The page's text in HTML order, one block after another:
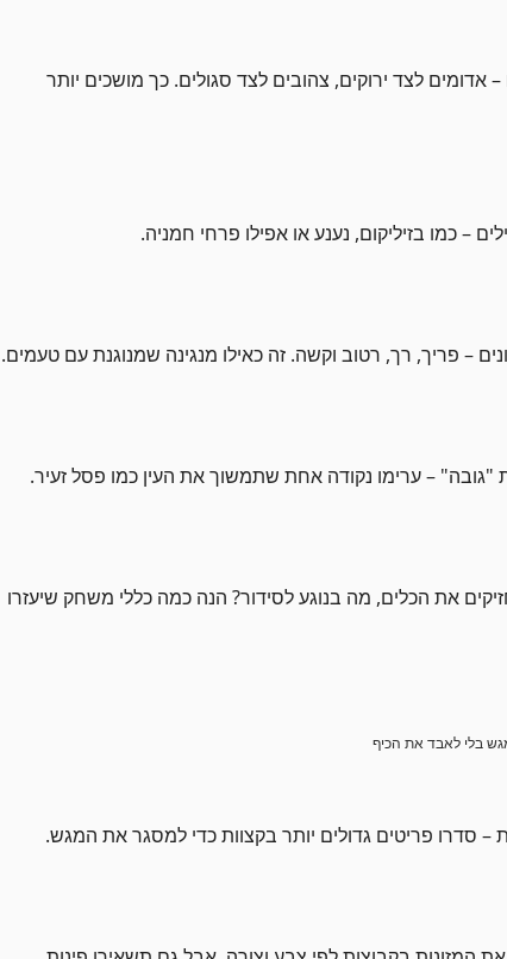
אדומים לצד ירוקים, צהובים לצד סגולים. כך מושכים יותר
– כמו בזיליקום, נענע או אפילו פרחי חמניה.
– פריך, רך, רטוב וקשה. זה כאילו מנגינה שמנוגנת עם טעמים.
"גובה" – ערימו נקודה אחת שתמשוך את העין כמו פסל זעיר.
את הכלים, מה בנוגע לסידור? הנה כמה כללי משחק שיעזרו
– סדרו פריטים גדולים יותר בקצוות כדי למסגר את המגש.